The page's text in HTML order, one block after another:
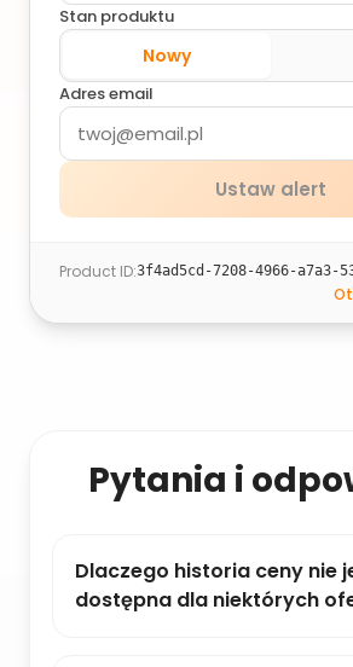
Stan produktu
Nowy
Adres email
Ustaw alert
Product ID:3f4ad5cd-7208-4966-a7a3-
Pytania i
Dlaczego historia ceny nie
dostępna dla niektórych